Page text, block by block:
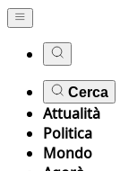
Cerca
Attualità
Politica
Mondo